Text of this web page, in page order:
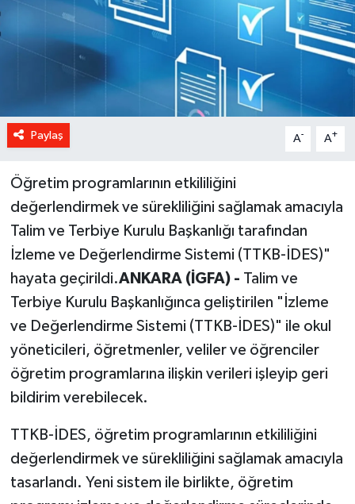
Paylaş A- A+
Öğretim programlarının etkililiğini
değerlendirmek ve sürekliliğini sağlamak amacıyla
Talim ve Terbiye Kurulu Başkanlığı tarafından
İzleme ve Değerlendirme Sistemi (TTKB-İDES)"
hayata geçirildi.ANKARA (İGFA) - Talim ve
Terbiye Kurulu Başkanlığınca geliştirilen "İzleme
ve Değerlendirme Sistemi (TTKB-İDES)" ile okul
yöneticileri, öğretmenler, veliler ve öğrenciler
öğretim programlarına ilişkin verileri işleyip geri
bildirim verebilecek.
TTKB-İDES, öğretim programlarının etkililiğini
değerlendirmek ve sürekliliğini sağlamak amacıyla
tasarlandı. Yeni sistem ile birlikte, öğretim